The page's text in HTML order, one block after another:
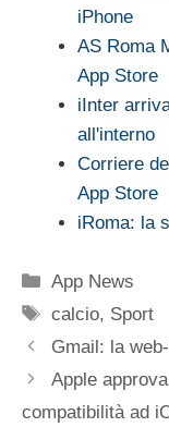
iPhone
AS Roma
App Store
iInter
all'interno
Corriere
App Store
iRoma: la
Categorie
App News
Tag
calcio, Sport
Gmail: la
Apple
compatibilità ad